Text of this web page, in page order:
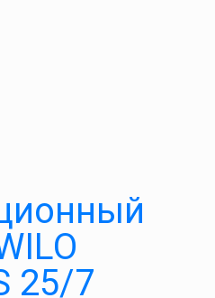
25/7